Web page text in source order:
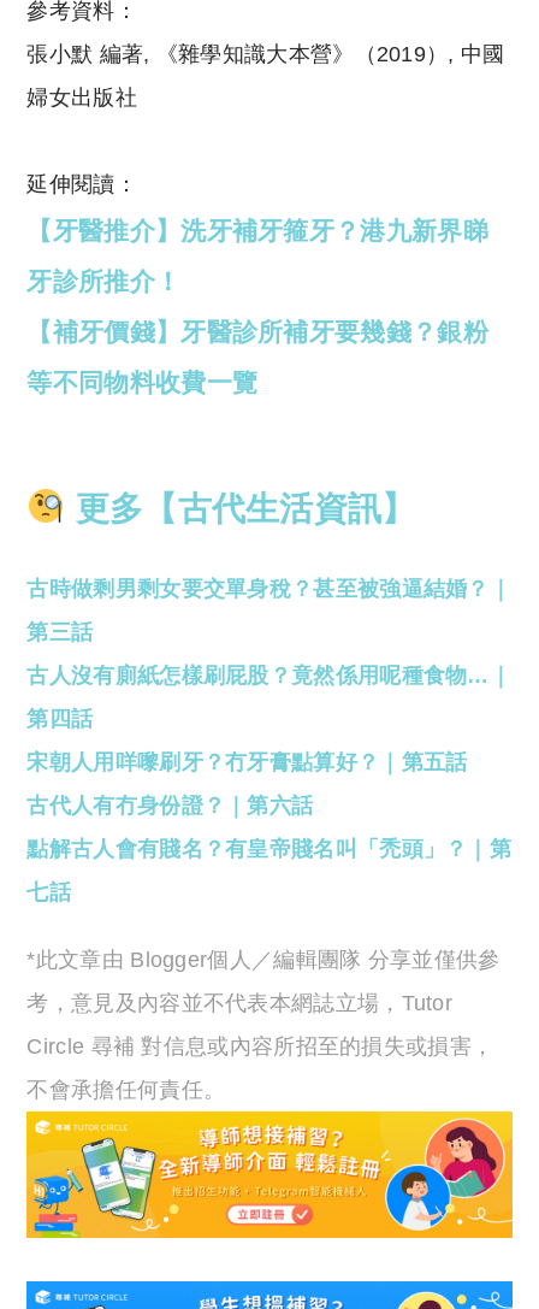
參考資料：
張小默 編著, 《雜學知識大本營》（ 2019） , 中國
婦女出版社
延伸閱讀：
【牙醫推介】洗牙補牙箍牙？港九新界睇
牙診所推介！
【補牙價錢】牙醫診所補牙要幾錢？銀粉
等不同物料收費一覽
更多【古代生活資訊】
古時做剩男剩女要交單身稅？甚至被強逼結婚？｜
第三話
古人沒有廁紙怎樣刷屁股？竟然係用呢種食物…｜
第四話
宋朝人用咩嚟刷牙？冇牙膏點算好？｜第五話
古代人有冇身份證？｜第六話
點解古人會有賤名？有皇帝賤名叫「禿頭」？｜第
七話
*此文章由 Blogger個人／編輯團隊 分享並僅供參
考，意見及內容並不代表本網誌立場，Tutor
Circle 尋補 對信息或內容所招至的損失或損害，
不會承擔任何責任。